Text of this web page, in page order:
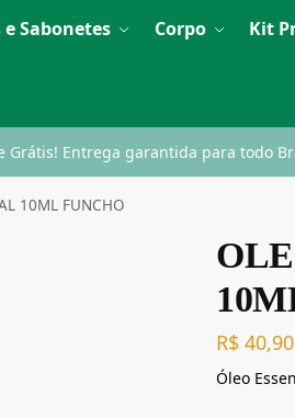
e Sabonetes Corpo Kit
Grátis! Entrega garantida para todo
10ML FUNCHO
R$ 40,90
Óleo